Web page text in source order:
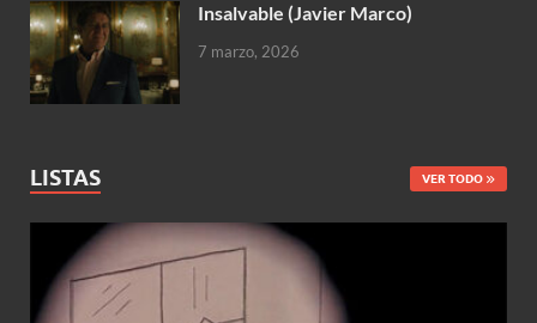
Insalvable (Javier Marco)
7 marzo, 2026
LISTAS VER TODO